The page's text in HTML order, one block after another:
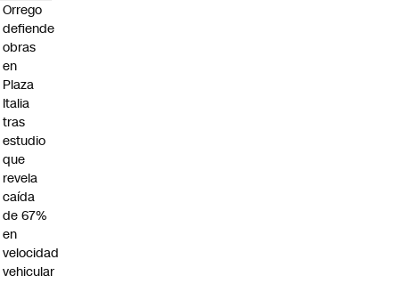
Orrego
defiende
obras
en
Plaza
Italia
tras
estudio
que
revela
caída
de 67%
en
velocidad
vehicular